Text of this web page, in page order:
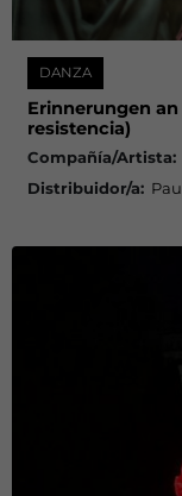
DANZA
Erinnerungen
resistencia)
Compañía/Artista:
Distribuidor/a: